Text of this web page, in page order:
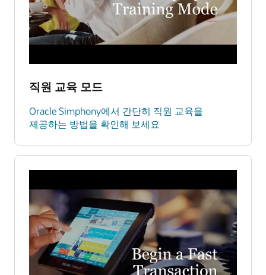
직원 교육 모드
Oracle Simphony에서 간단히 직원 교육을
제공하는 방법을 확인해 보세요